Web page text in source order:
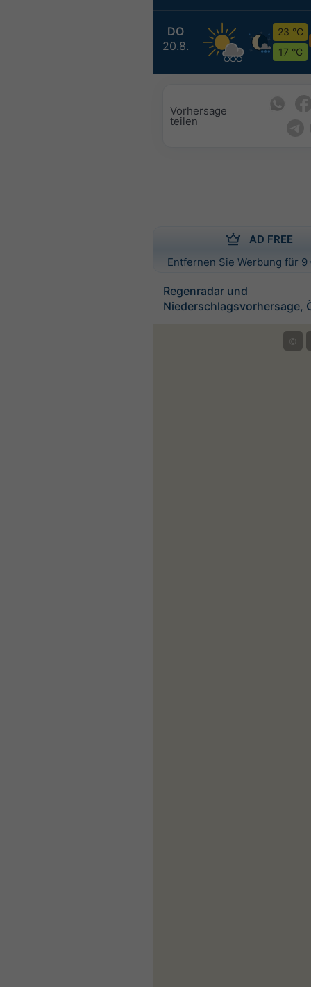
DO
20.8.
23 °C
17 °C
Vorhersage
teilen
AD FREE
Entfernen Sie Werbung für
Regenradar und
Niederschlagsvorhersage,
©